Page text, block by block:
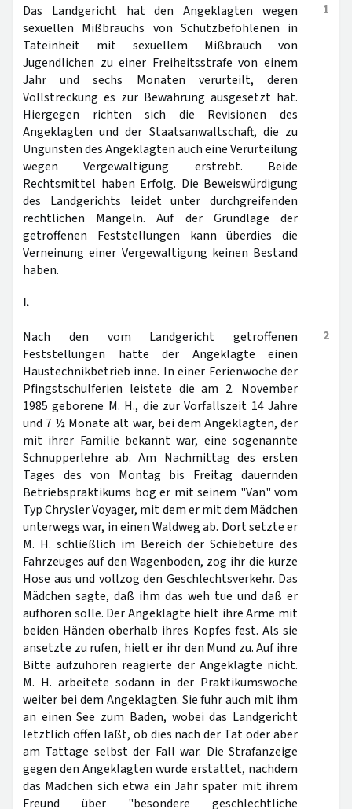
1
Das Landgericht hat den Angeklagten wegen
sexuellen Mißbrauchs von Schutzbefohlenen in
Tateinheit mit sexuellem Mißbrauch von
Jugendlichen zu einer Freiheitsstrafe von einem
Jahr und sechs Monaten verurteilt, deren
Vollstreckung es zur Bewährung ausgesetzt hat.
Hiergegen richten sich die Revisionen des
Angeklagten und der Staatsanwaltschaft, die zu
Ungunsten des Angeklagten auch eine Verurteilung
wegen Vergewaltigung erstrebt. Beide
Rechtsmittel haben Erfolg. Die Beweiswürdigung
des Landgerichts leidet unter durchgreifenden
rechtlichen Mängeln. Auf der Grundlage der
getroffenen Feststellungen kann überdies die
Verneinung einer Vergewaltigung keinen Bestand
haben.
I.
2
Nach den vom Landgericht getroffenen
Feststellungen hatte der Angeklagte einen
Haustechnikbetrieb inne. In einer Ferienwoche der
Pfingstschulferien leistete die am 2. November
1985 geborene M. H., die zur Vorfallszeit 14 Jahre
und 7 ½ Monate alt war, bei dem Angeklagten, der
mit ihrer Familie bekannt war, eine sogenannte
Schnupperlehre ab. Am Nachmittag des ersten
Tages des von Montag bis Freitag dauernden
Betriebspraktikums bog er mit seinem "Van" vom
Typ Chrysler Voyager, mit dem er mit dem Mädchen
unterwegs war, in einen Waldweg ab. Dort setzte er
M. H. schließlich im Bereich der Schiebetüre des
Fahrzeuges auf den Wagenboden, zog ihr die kurze
Hose aus und vollzog den Geschlechtsverkehr. Das
Mädchen sagte, daß ihm das weh tue und daß er
aufhören solle. Der Angeklagte hielt ihre Arme mit
beiden Händen oberhalb ihres Kopfes fest. Als sie
ansetzte zu rufen, hielt er ihr den Mund zu. Auf ihre
Bitte aufzuhören reagierte der Angeklagte nicht.
M. H. arbeitete sodann in der Praktikumswoche
weiter bei dem Angeklagten. Sie fuhr auch mit ihm
an einen See zum Baden, wobei das Landgericht
letztlich offen läßt, ob dies nach der Tat oder aber
am Tattage selbst der Fall war. Die Strafanzeige
gegen den Angeklagten wurde erstattet, nachdem
das Mädchen sich etwa ein Jahr später mit ihrem
Freund über "besondere geschlechtliche